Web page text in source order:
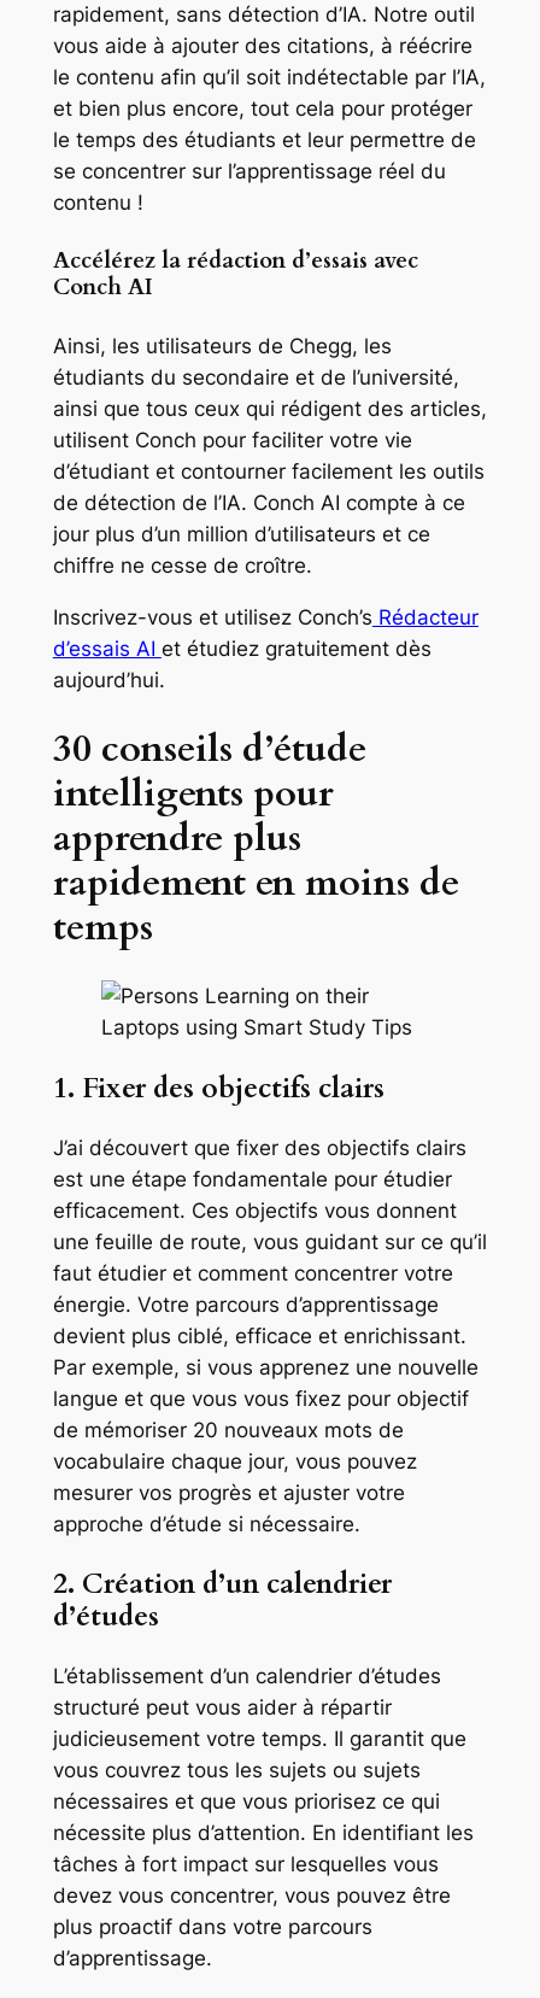
rapidement, sans détection d’IA. Notre outil
vous aide à ajouter des citations, à réécrire
le contenu afin qu’il soit indétectable par l’IA,
et bien plus encore, tout cela pour protéger
le temps des étudiants et leur permettre de
se concentrer sur l’apprentissage réel du
contenu !
Accélérez la rédaction d’essais avec
Conch AI
Ainsi, les utilisateurs de Chegg, les
étudiants du secondaire et de l’université,
ainsi que tous ceux qui rédigent des articles,
utilisent Conch pour faciliter votre vie
d’étudiant et contourner facilement les outils
de détection de l’IA. Conch AI compte à ce
jour plus d’un million d’utilisateurs et ce
chiffre ne cesse de croître.
Inscrivez-vous et utilisez Conch’s Rédacteur
d’essais AI et étudiez gratuitement dès
aujourd’hui.
30 conseils d’étude
intelligents pour
apprendre plus
rapidement en moins de
temps
1. Fixer des objectifs clairs
J’ai découvert que fixer des objectifs clairs
est une étape fondamentale pour étudier
efficacement. Ces objectifs vous donnent
une feuille de route, vous guidant sur ce qu’il
faut étudier et comment concentrer votre
énergie. Votre parcours d’apprentissage
devient plus ciblé, efficace et enrichissant.
Par exemple, si vous apprenez une nouvelle
langue et que vous vous fixez pour objectif
de mémoriser 20 nouveaux mots de
vocabulaire chaque jour, vous pouvez
mesurer vos progrès et ajuster votre
approche d’étude si nécessaire.
2. Création d’un calendrier
d’études
L’établissement d’un calendrier d’études
structuré peut vous aider à répartir
judicieusement votre temps. Il garantit que
vous couvrez tous les sujets ou sujets
nécessaires et que vous priorisez ce qui
nécessite plus d’attention. En identifiant les
tâches à fort impact sur lesquelles vous
devez vous concentrer, vous pouvez être
plus proactif dans votre parcours
d’apprentissage.